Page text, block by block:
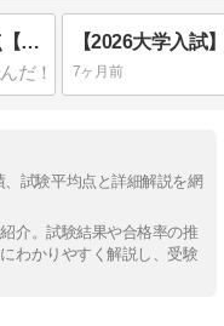
【2026大学入試】共通テスト平均点【確定版】
7ヶ月前
試験平均点と詳細解説を網
介。試験結果や合格率の推
わかりやすく解説し、受験